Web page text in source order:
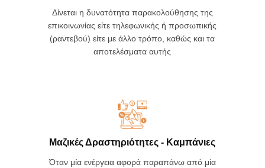
Δίνεται η δυνατότητα παρακολούθησης της
επικοινωνίας είτε τηλεφωνικής ή προσωπικής
(ραντεβού) είτε με άλλο τρόπο, καθώς και τα
αποτελέσματα αυτής
Μαζικές Δραστηριότητες - Καμπάνιες
Όταν μία ενέργεια αφορά παραπάνω από μία